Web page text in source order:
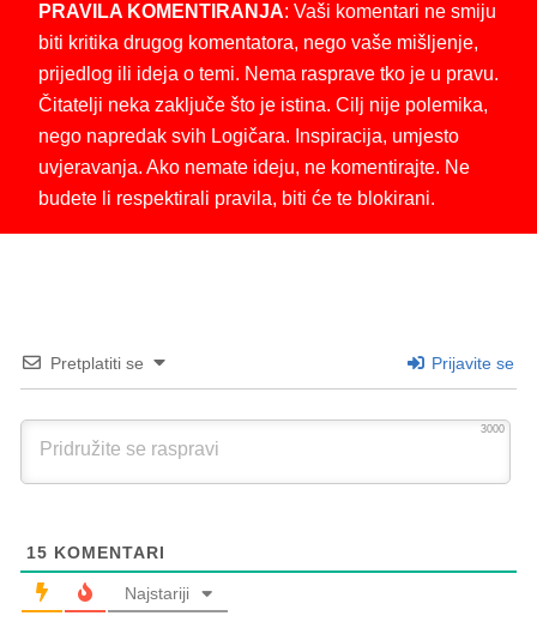
PRAVILA KOMENTIRANJA: Vaši komentari ne smiju
biti kritika drugog komentatora, nego vaše mišljenje,
prijedlog ili ideja o temi. Nema rasprave tko je u pravu.
Čitatelji neka zaključe što je istina. Cilj nije polemika,
nego napredak svih Logičara. Inspiracija, umjesto
uvjeravanja. Ako nemate ideju, ne komentirajte. Ne
budete li respektirali pravila, biti će te blokirani.
Pretplatiti se Prijavite se
3000
15 KOMENTARI
Najstariji